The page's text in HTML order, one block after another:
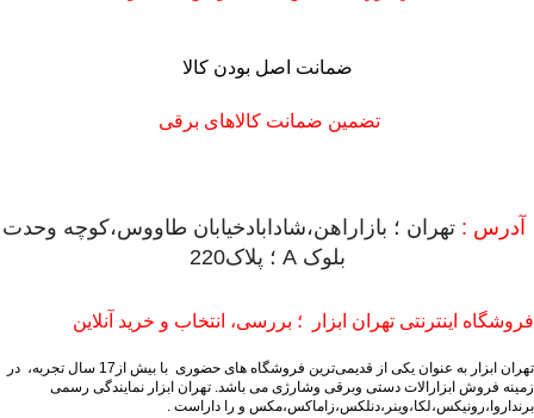
ضمانت اصل بودن کالا
تضمین ضمانت کالاهای برقی
آدرس : تهران ؛ بازاراهن،شادابادخیابان طاووس،کوچه وحدت
بلوک A ؛ پلاک220
فروشگاه اینترنتی تهران ابزار ؛ بررسی، انتخاب و خرید آنلاین
تهران ابزار به عنوان یکی از قدیمی‌ترین فروشگاه های حضوری با بیش از17 سال تجربه، در
زمینه فروش ابزارالات دستی وبرقی وشارژی می باشد. تهران ابزار نمایندگی رسمی
برنداروا،رونیکس،لکا،وینر،دنلکس،زاماکس،مکس و را داراست .